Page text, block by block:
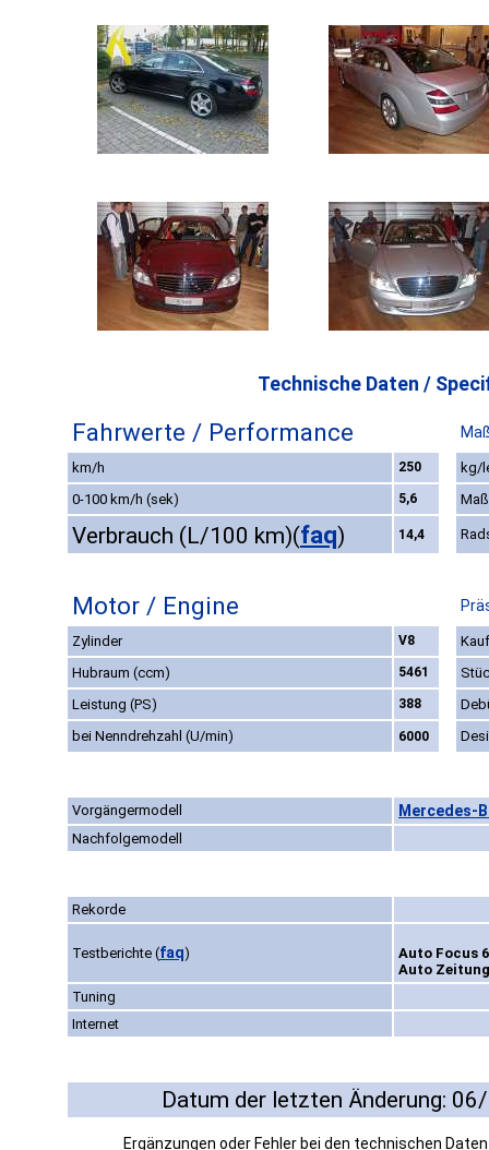
Technische Daten /
Fahrwerte / Performance
km/h 250
kg/
0-100 km/h (sek)
5,6
Verbrauch (L/100 km)(faq) 14,4
Motor / Engine
Zylinder V8
Hubraum (ccm)
5461
Leistung (PS)
388
bei Nenndrehzahl (U/min)
6000
Vorgängermodell Mercedes-
Nachfolgemodell
Rekorde
Testberichte (faq)
Auto Focus
Auto Zeitung
Tuning
Internet
Datum der letzten Änderung:
Ergänzungen oder Fehler bei den technischen